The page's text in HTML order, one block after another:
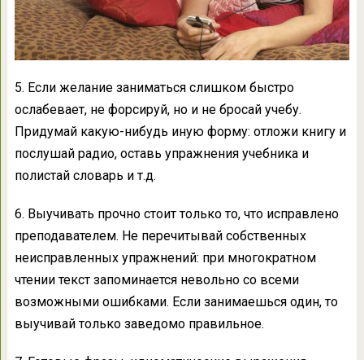
5. Если желание заниматься слишком быстро
ослабевает, не форсируй, но и не бросай учебу.
Придумай какую-нибудь иную форму: отложи книгу и
послушай радио, оставь упражнения учебника и
полистай словарь и т.д.
6. Выучивать прочно стоит только то, что исправлено
преподавателем. Не перечитывай собственных
неисправленных упражнений: при многократном
чтении текст запоминается невольно со всеми
возможными ошибками. Если занимаешься один, то
выучивай только заведомо правильное.